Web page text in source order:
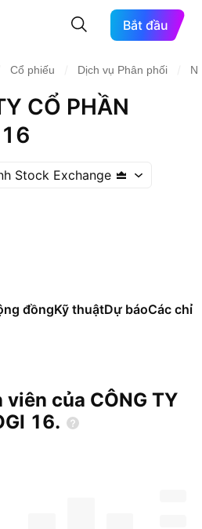
Bắt đầu
Cổ phiếu Dịch vụ Phân phối
CỔ PHẦN
Stock Exchange
đồngKỹ thuậtDự báoCác chỉ
của CÔNG TY
16.